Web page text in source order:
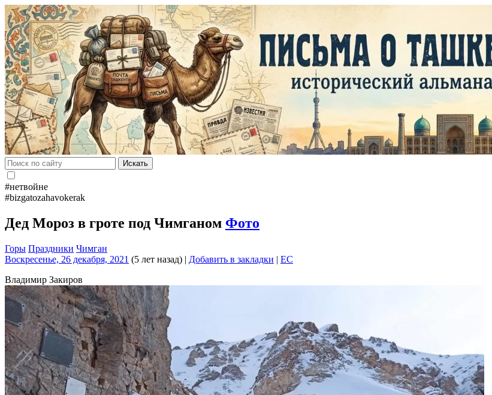
Искать
#нетвойне
#bizgatozahavokerak
Дед Мороз в гроте под Чимганом Фото
Горы Праздники Чимган
Воскресенье, 26 декабря, 2021 (5 лет назад) | Добавить в закладки | EC
Владимир Закиров